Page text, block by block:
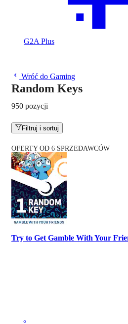
G2A Plus
Wróć do Gaming
Random Keys
950 pozycji
Filtruj i sortuj
OFERTY OD 6 SPRZEDAWCÓW
Try to Get Gamble With Your